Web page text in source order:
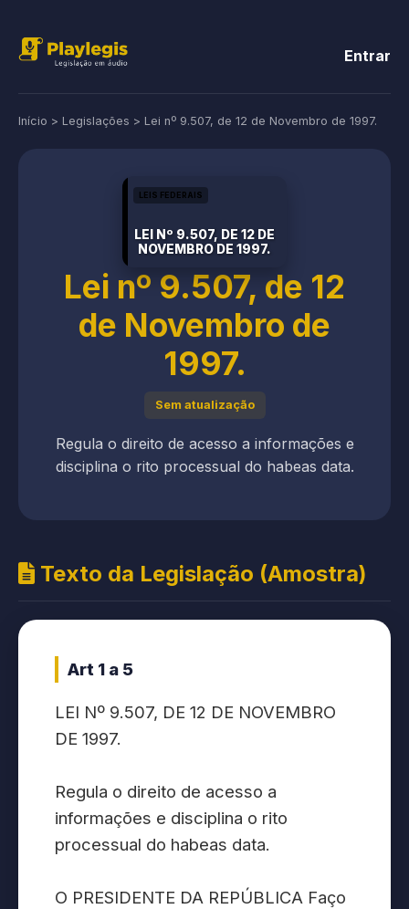
Entrar
Início > Legislações > Lei nº 9.507, de 12 de Novembro de 1997.
LEIS FEDERAIS
LEI Nº 9.507, DE 12 DE
NOVEMBRO DE 1997.
Lei nº 9.507, de 12
de Novembro de
1997.
Sem atualização
Regula o direito de acesso a informações e
disciplina o rito processual do habeas data.
Texto da Legislação (Amostra)
Art 1 a 5
LEI Nº 9.507, DE 12 DE NOVEMBRO
DE 1997.
Regula o direito de acesso a
informações e disciplina o rito
processual do habeas data.
O PRESIDENTE DA REPÚBLICA Faço